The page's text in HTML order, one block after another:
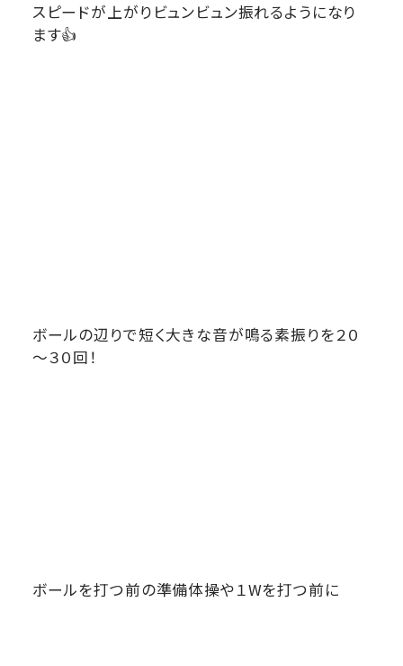
スピードが上がりビュンビュン振れるようになり
ます👍
ボールの辺りで短く大きな音が鳴る素振りを２０
～３０回！
ボールを打つ前の準備体操や１Wを打つ前に